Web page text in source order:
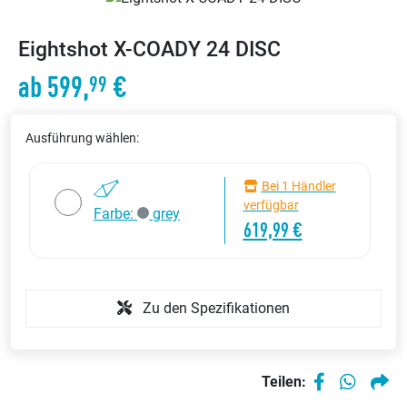
Eightshot X-COADY 24 DISC
ab 599,99 €
Ausführung wählen:
Farbe: grey
Bei 1 Händler
verfügbar
619,99 €
Zu den Spezifikationen
Teilen: